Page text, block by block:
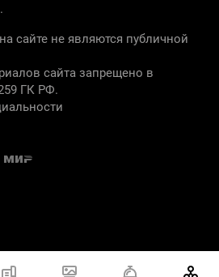
сайте не являются публичной
сайта запрещено в
ГК РФ.